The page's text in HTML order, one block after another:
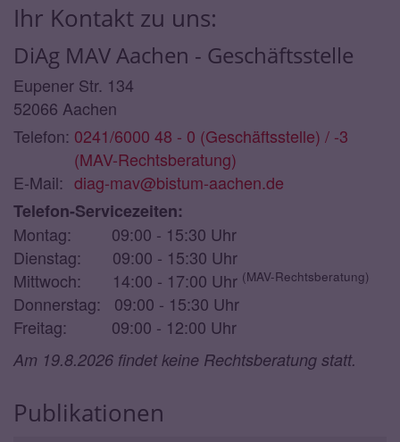
Ihr Kontakt zu uns:
DiAg MAV Aachen - Geschäftsstelle
Eupener Str. 134
52066 Aachen
Telefon: 0241/6000 48 - 0 (Geschäftsstelle) / -3
(MAV-Rechtsberatung)
E-Mail: diag-mav@bistum-aachen.de
Telefon-Servicezeiten:
Montag: 09:00 - 15:30 Uhr
Dienstag: 09:00 - 15:30 Uhr
Mittwoch: 14:00 - 17:00 Uhr (MAV-Rechtsberatung)
Donnerstag: 09:00 - 15:30 Uhr
Freitag: 09:00 - 12:00 Uhr
Am 19.8.2026 findet keine Rechtsberatung statt.
Publikationen